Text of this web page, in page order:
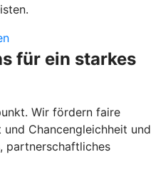
für ein starkes
Wir fördern faire
Chancengleichheit und
partnerschaftliches